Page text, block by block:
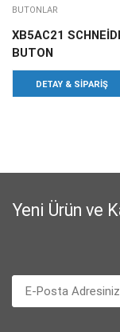
BUTONLAR
XB5AC21
BUTON
DETAY & SIPARIŞ
Yeni Ürün ve